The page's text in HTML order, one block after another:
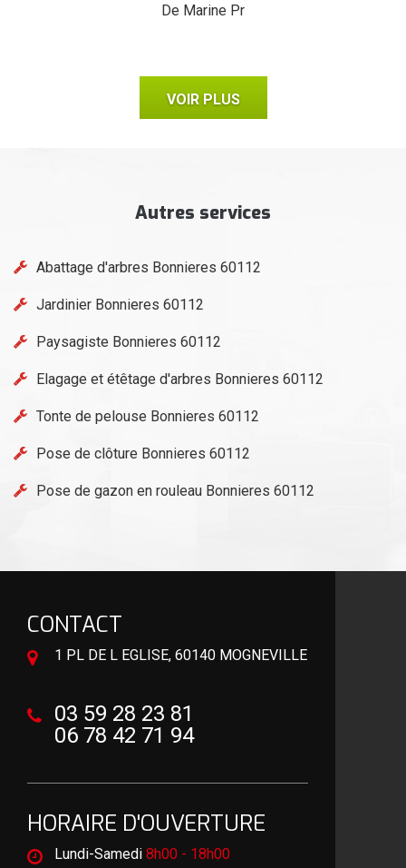
De Marine Pr
VOIR PLUS
Autres services
Abattage d'arbres Bonnieres 60112
Jardinier Bonnieres 60112
Paysagiste Bonnieres 60112
Elagage et étêtage d'arbres Bonnieres 60112
Tonte de pelouse Bonnieres 60112
Pose de clôture Bonnieres 60112
Pose de gazon en rouleau Bonnieres 60112
CONTACT
1 PL DE L EGLISE, 60140 MOGNEVILLE
03 59 28 23 81
06 78 42 71 94
HORAIRE D'OUVERTURE
Lundi-Samedi 8h00 - 18h00